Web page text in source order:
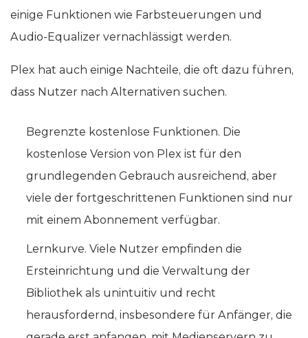
einige Funktionen wie Farbsteuerungen und
Audio-Equalizer vernachlässigt werden.
Plex hat auch einige Nachteile, die oft dazu führen,
dass Nutzer nach Alternativen suchen.
Begrenzte kostenlose Funktionen. Die
kostenlose Version von Plex ist für den
grundlegenden Gebrauch ausreichend, aber
viele der fortgeschrittenen Funktionen sind nur
mit einem Abonnement verfügbar.
Lernkurve. Viele Nutzer empfinden die
Ersteinrichtung und die Verwaltung der
Bibliothek als unintuitiv und recht
herausfordernd, insbesondere für Anfänger, die